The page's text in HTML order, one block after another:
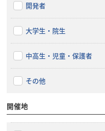
開発者
大学生・院生
中高生・児童・保護者
その他
開催地